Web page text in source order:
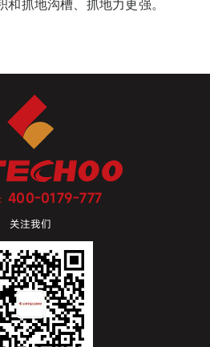
抓地沟槽、抓地力更强。
400-0179-777
关注我们